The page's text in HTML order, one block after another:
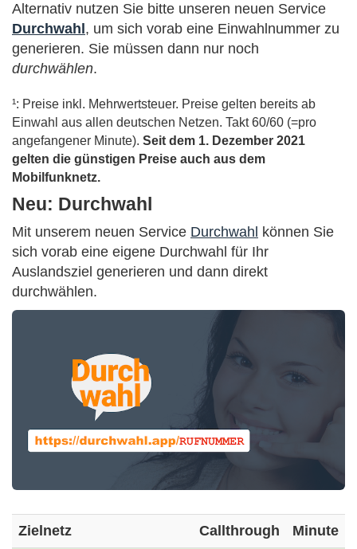
Alternativ nutzen Sie bitte unseren neuen Service
Durchwahl , um sich vorab eine Einwahlnummer zu
generieren. Sie müssen dann nur noch
durchwählen.
¹: Preise inkl. Mehrwertsteuer. Preise gelten bereits ab
Einwahl aus allen deutschen Netzen. Takt 60/60 (=pro
angefangener Minute). Seit dem 1. Dezember 2021
gelten die günstigen Preise auch aus dem
Mobilfunknetz.
Neu: Durchwahl
Mit unserem neuen Service Durchwahl können Sie
sich vorab eine eigene Durchwahl für Ihr
Auslandsziel generieren und dann direkt
durchwählen.
Zielnetz Callthrough Minute